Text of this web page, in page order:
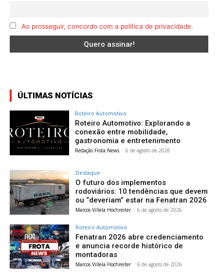
Ao prosseguir, concordo com a política de privacidade.
ÚLTIMAS NOTÍCIAS
Roteiro Automotivo
Roteiro Automotivo: Explorando a
conexão entre mobilidade,
gastronomia e entretenimento
Redação Frota News - 6 de agosto de 2026
Destaque
O futuro dos implementos
rodoviários: 10 tendências que devem
ou “deveriam” estar na Fenatran 2026
Marcos Villela Hochreiter - 6 de agosto de 2026
Roteiro Automotivo
Fenatran 2026 abre credenciamento
e anuncia recorde histórico de
montadoras
Marcos Villela Hochreiter - 6 de agosto de 2026